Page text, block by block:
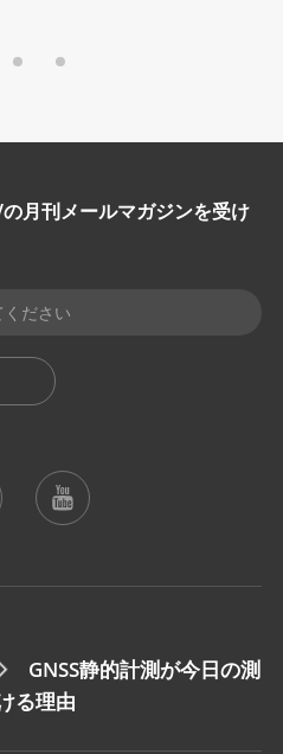
月刊メールマガジンを受け
GNSS静的計測が今日の測
る理由